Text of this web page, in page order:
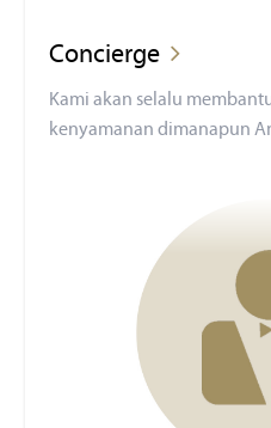
Concierge
Kami akan selalu
kenyamanan dimanapun